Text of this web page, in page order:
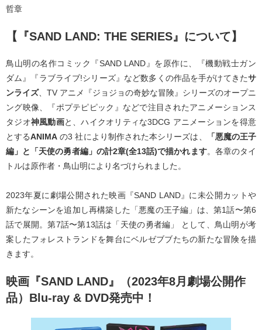
哲章
【『SAND LAND: THE SERIES』について】
鳥山明の名作コミック『SAND LAND』を原作に、『機動戦士ガン
ダム』『ラブライブ!シリーズ』など数多くの作品を手がけてきたサ
ンライズ、TV アニメ『ジョジョの奇妙な冒険』シリーズのオープニ
ング映像、『ポプテピピック』などで注目されたアニメーションス
タジオ神風動画と、ハイクオリティな3DCG アニメーションを得意
とするANIMA の3 社により制作された本シリーズは、
「悪魔の王子
編」と「天使の勇者編」の計2章(全13話)で描かれます。各章のタイ
トルは原作者・鳥山明により名づけられました。
2023年夏に劇場公開された映画『SAND LAND』に未公開カットや
新たなシーンを追加し再構築した「悪魔の王子編」は、第1話〜第6
話で展開。第7話〜第13話は「天使の勇者編」 として、鳥山明が考
案したフォレストランドを舞台にベルゼブブたちの新たな冒険を描
きます。
映画『SAND LAND』（2023年8月劇場公開作
品）Blu-ray & DVD発売中！